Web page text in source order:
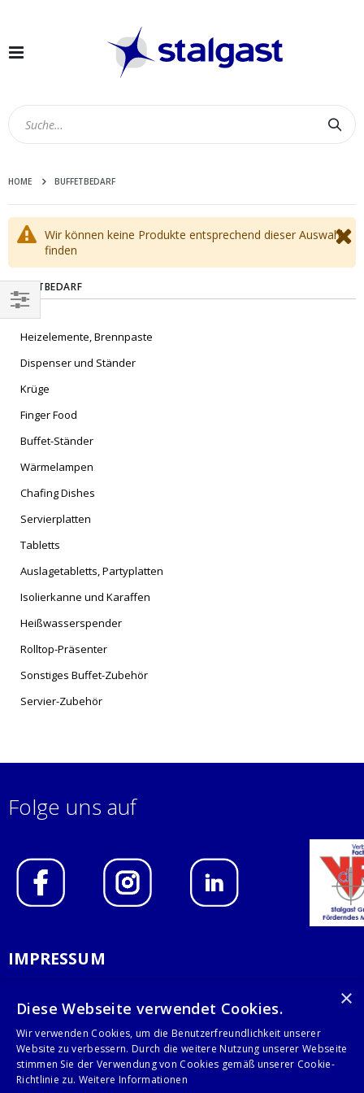
Navigation
HOME BUFFETBEDARF
Wir können keine Produkte entsprechend dieser Auswahl
finden
BUFFETBEDARF
Heizelemente, Brennpaste
Dispenser und Ständer
Krüge
Finger Food
Buffet-Ständer
Wärmelampen
Chafing Dishes
Servierplatten
Tabletts
Auslagetabletts, Partyplatten
Isolierkanne und Karaffen
Heißwasserspender
Rolltop-Präsenter
Sonstiges Buffet-Zubehör
Servier-Zubehör
EINKAUFEN
NACH
Folge uns auf
IMPRESSUM
AGB
KONTAKT
×
Diese Webseite verwendet Cookies.
Wir verwenden Cookies, um die Benutzerfreundlichkeit unserer
Website zu verbessern. Durch die weitere Nutzung unserer Webseite
stimmen Sie der Verwendung von Cookies gemäß unserer Cookie-
Richtlinie zu. Weitere Informationen